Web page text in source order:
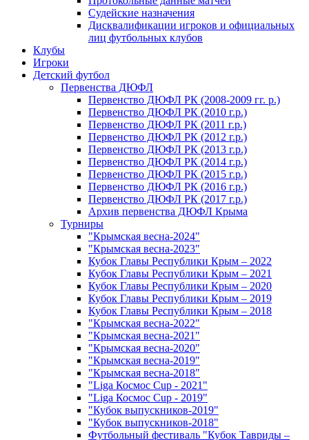
Судейские назначения
Дисквалификации игроков и официальных
лиц футбольных клубов
Клубы
Игроки
Детский футбол
Первенства ДЮФЛ
Первенство ДЮФЛ РК (2008-2009 гг. р.)
Первенство ДЮФЛ РК (2010 г.р.)
Первенство ДЮФЛ РК (2011 г.р.)
Первенство ДЮФЛ РК (2012 г.р.)
Первенство ДЮФЛ РК (2013 г.р.)
Первенство ДЮФЛ РК (2014 г.р.)
Первенство ДЮФЛ РК (2015 г.р.)
Первенство ДЮФЛ РК (2016 г.р.)
Первенство ДЮФЛ РК (2017 г.р.)
Архив первенства ДЮФЛ Крыма
Турниры
"Крымская весна-2024"
"Крымская весна-2023"
Кубок Главы Республики Крым – 2022
Кубок Главы Республики Крым – 2021
Кубок Главы Республики Крым – 2020
Кубок Главы Республики Крым – 2019
Кубок Главы Республики Крым – 2018
"Крымская весна-2022"
"Крымская весна-2021"
"Крымская весна-2020"
"Крымская весна-2019"
"Крымская весна-2018"
"Liga Космос Cup - 2021"
"Liga Космос Cup - 2019"
"Кубок выпускников-2019"
"Кубок выпускников-2018"
Футбольный фестиваль "Кубок Тавриды –